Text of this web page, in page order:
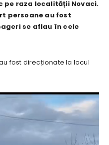
pe raza localității Novaci.
persoane au fost
se aflau în cele
fost direcționate la locul